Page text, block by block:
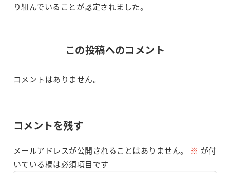
り組んでいることが認定されました。
この投稿へのコメント
コメントはありません。
コメントを残す
メールアドレスが公開されることはありません。 ※ が付
いている欄は必須項目です